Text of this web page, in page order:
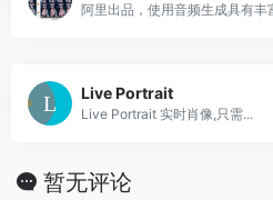
阿里出品，使用音频生成具有丰
Live Portrait
Live Portrait 实时肖像,只需...
暂无评论